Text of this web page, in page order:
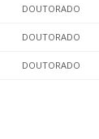
DOUTORADO
DOUTORADO
DOUTORADO